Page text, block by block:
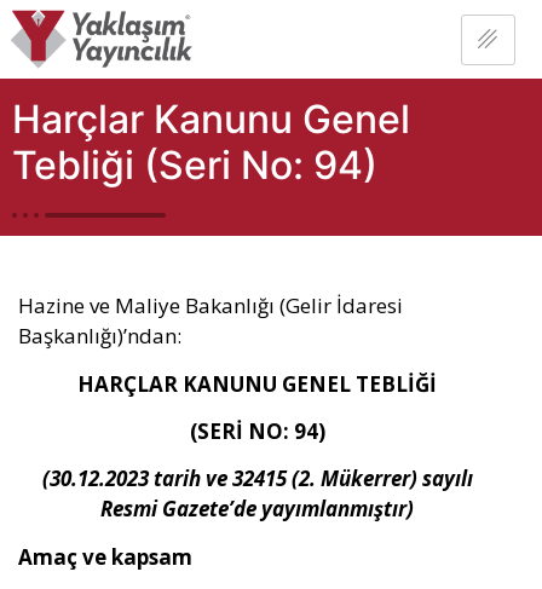
Harçlar Kanunu Genel
Tebliği (Seri No: 94)
Hazine ve Maliye Bakanlığı (Gelir İdaresi
Başkanlığı)’ndan:
HARÇLAR KANUNU GENEL TEBLİĞİ
(SERİ NO: 94)
(30.12.2023 tarih ve 32415 (2. Mükerrer) sayılı
Resmi Gazete’de yayımlanmıştır)
Amaç ve kapsam